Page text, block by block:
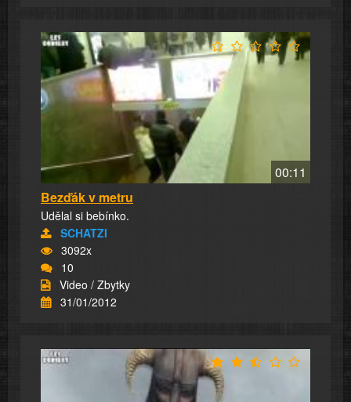
00:11
Bezďák v metru
Udělal si bebínko.
SCHATZI
3092x
10
Video / Zbytky
31/01/2012